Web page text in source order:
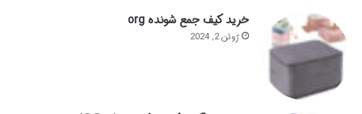
خرید کیف جمع شونده org
ژوئن 2, 2024